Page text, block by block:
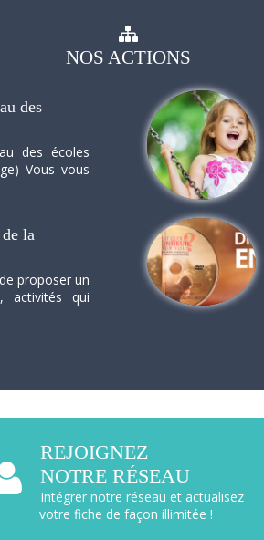
NOS ACTIONS
des
des écoles
Vous vous
la
proposer un
activités qui
REJOIGNEZ
NOTRE RÉSEAU
Intégrer notre réseau et actualisez
votre fiche de façon illimitée !